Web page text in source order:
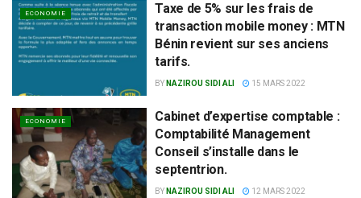
ECONOMIE
Taxe de 5% sur les frais de
transaction mobile money : MTN
Bénin revient sur ses anciens
tarifs.
BY NAZIROU SIDI ALI 15 MARS 2022
ECONOMIE
Cabinet d’expertise comptable :
Comptabilité Management
Conseil s’installe dans le
septentrion.
BY NAZIROU SIDI ALI 12 MARS 2022